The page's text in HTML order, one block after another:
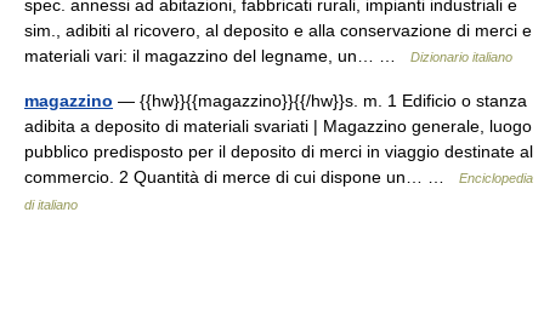
spec. annessi ad abitazioni, fabbricati rurali, impianti industriali e
sim., adibiti al ricovero, al deposito e alla conservazione di merci e
materiali vari: il magazzino del legname, un… …
Dizionario italiano
magazzino — {{hw}}{{magazzino}}{{/hw}}s. m. 1 Edificio o stanza
adibita a deposito di materiali svariati | Magazzino generale, luogo
pubblico predisposto per il deposito di merci in viaggio destinate al
commercio. 2 Quantità di merce di cui dispone un… …
Enciclopedia
di italiano